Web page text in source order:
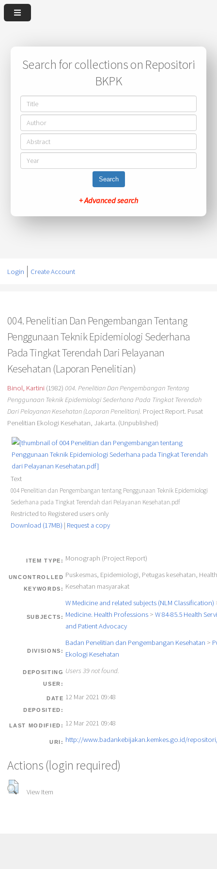
Search for collections on Repositori
BKPK
Search
+ Advanced search
Login Create Account
004. Penelitian Dan Pengembangan Tentang
Penggunaan Teknik Epidemiologi Sederhana
Pada Tingkat Terendah Dari Pelayanan
Kesehatan (Laporan Penelitian)
Binol, Kartini(1982) 004. Penelitian Dan Pengembangan Tentang
Penggunaan Teknik Epidemiologi Sederhana Pada Tingkat Terendah
Dari Pelayanan Kesehatan (Laporan Penelitian). Project Report. Pusat
Penelitian Ekologi Kesehatan, Jakarta. (Unpublished)
Text
004 Penelitian dan Pengembangan tentang Penggunaan Teknik Epidemiologi
Sederhana pada Tingkat Terendah dari Pelayanan Kesehatan.pdf
Restricted to Registered users only
Download (17MB) | Request a copy
ITEM TYPE: Monograph (Project Report)
UNCONTROLLED
KEYWORDS:
Puskesmas, Epidemiologi, Petugas kesehatan,
Kesehatan masyarakat
SUBJECTS:
W Medicine and related subjects (NLM Classification)
Medicine. Health Professions> W 84-85.5 Health
and Patient Advocacy
DIVISIONS:
Badan Penelitian dan Pengembangan Kesehatan >
Ekologi Kesehatan
DEPOSITING
USER:
Users 39 not found.
DATE
DEPOSITED:
12 Mar 2021 09:48
LAST MODIFIED: 12 Mar 2021 09:48
URI: http://www.badankebijakan.kemkes.go.id/
Actions (login required)
View Item